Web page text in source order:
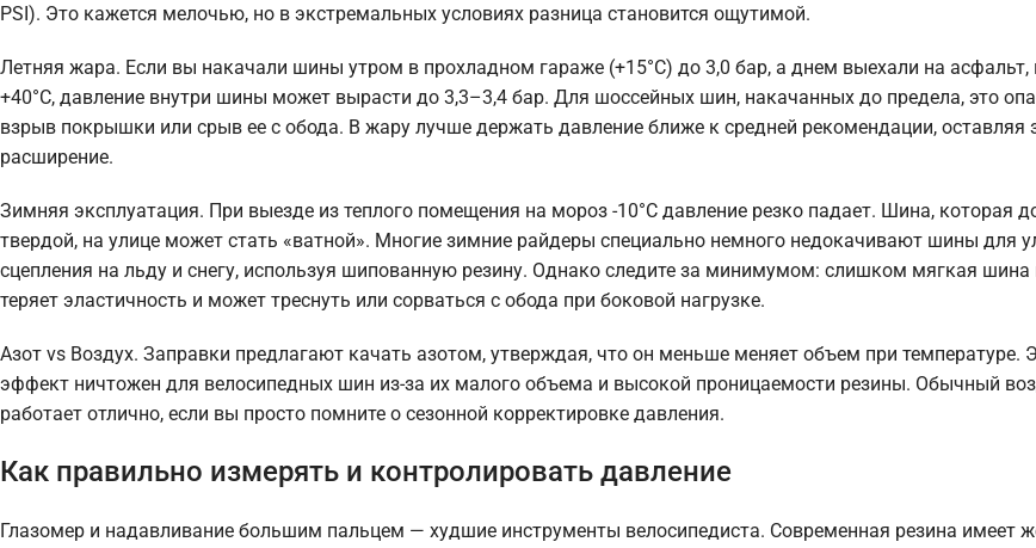
PSI). Это кажется мелочью, но в экстремальных условиях разница становится ощутимой.
Летняя жара. Если вы накачали шины утром в прохладном гараже (+15°C) до 3,0 бар, а днем выехали на асфальт,
+40°C, давление внутри шины может вырасти до 3,3–3,4 бар. Для шоссейных шин, накачанных до предела, это
взрыв покрышки или срыв ее с обода. В жару лучше держать давление ближе к средней рекомендации, оставляя
расширение.
Зимняя эксплуатация. При выезде из теплого помещения на мороз -10°C давление резко падает. Шина, которая
твердой, на улице может стать «ватной». Многие зимние райдеры специально немного недокачивают шины для
сцепления на льду и снегу, используя шипованную резину. Однако следите за минимумом: слишком мягкая шина
теряет эластичность и может треснуть или сорваться с обода при боковой нагрузке.
Азот vs Воздух. Заправки предлагают качать азотом, утверждая, что он меньше меняет объем при температуре.
эффект ничтожен для велосипедных шин из-за их малого объема и высокой проницаемости резины. Обычный
работает отлично, если вы просто помните о сезонной корректировке давления.
Как правильно измерять и контролировать давление
Глазомер и надавливание большим пальцем — худшие инструменты велосипедиста. Современная резина имеет